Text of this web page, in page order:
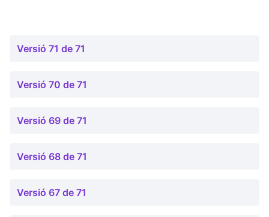
Versió 71 de 71
Versió 70 de 71
Versió 69 de 71
Versió 68 de 71
Versió 67 de 71